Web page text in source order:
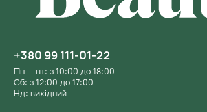
+380 99 111-01-22
Пн — пт: з 10:00 до 18:00
Сб: з 12:00 до 17:00
Нд: вихідний